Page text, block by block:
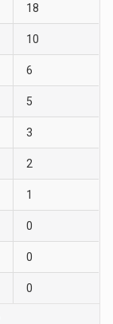
18
10
6
5
3
2
1
0
0
0